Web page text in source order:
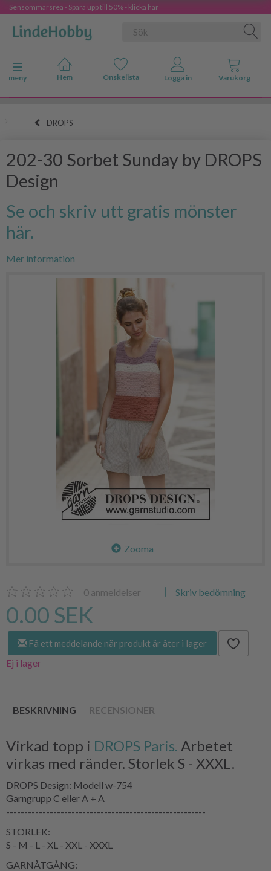
Sensommarsrea - Spara upp till 50% - klicka här
Ändra navigering
meny
DROPS
202-30 Sorbet Sunday by DROPS
Design
Se och skriv utt gratis mönster
här.
Mer information
Zooma
0 anmeldelser Skriv bedömning
0.00 SEK
Få ett meddelande när produkt är åter i lager
Ej i lager
BESKRIVNING RECENSIONER
Virkad topp i DROPS Paris. Arbetet
virkas med ränder. Storlek S - XXXL.
DROPS Design: Modell w-754
Garngrupp C eller A + A
-------------------------------------------------------
STORLEK:
S - M - L - XL - XXL - XXXL
GARNÅTGÅNG: